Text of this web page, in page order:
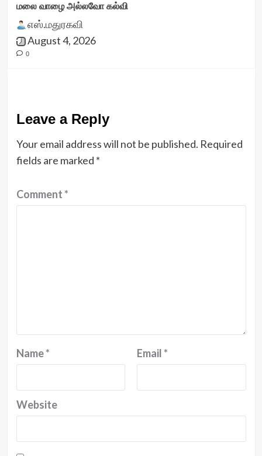
மலை வாழை அல்லவோ கல்வி
எஸ்.மதுரகவி
August 4, 2026
0
Leave a Reply
Your email address will not be published. Required
fields are marked *
Comment*
Name* Email*
Website